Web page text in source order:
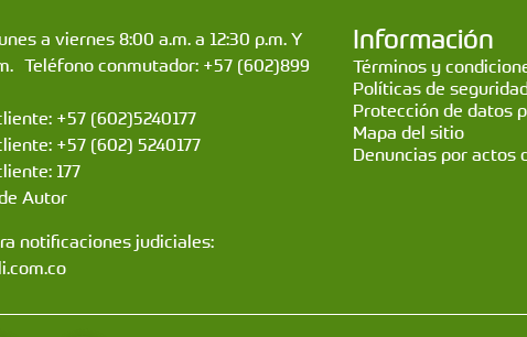
a viernes 8:00 a.m. a 12:30 p.m. Y
Teléfono conmutador: +57 (602)899
+57 (602)5240177
+57 (602) 5240177
177
Autor
notificaciones judiciales:
Información
Términos y
Políticas de
Protección de datos
Mapa del sitio
Denuncias por actos